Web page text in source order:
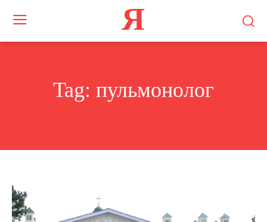
Я
Tag: пульмонолог